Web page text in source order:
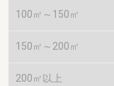
100㎡～150㎡
150㎡～200㎡
200㎡以上